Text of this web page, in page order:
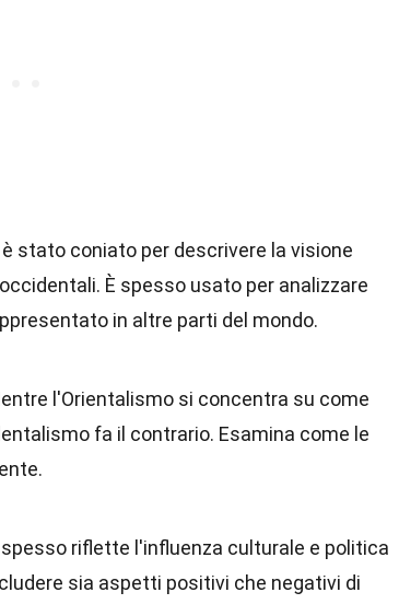
stato coniato per descrivere la visione
È spesso usato per analizzare
in altre parti del mondo.
l'Orientalismo si concentra su come
fa il contrario. Esamina come le
riflette l'influenza culturale e politica
sia aspetti positivi che negativi di